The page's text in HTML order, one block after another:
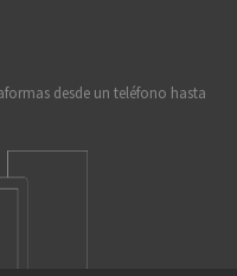
desde un teléfono hasta